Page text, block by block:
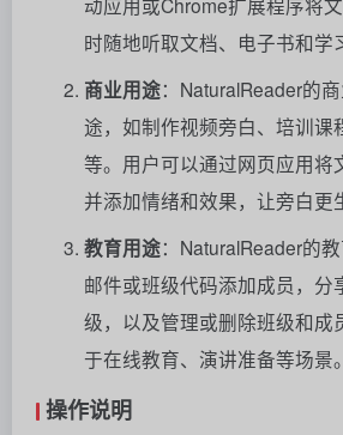
时随地听取文档、电子书和学
商业用途：NaturalReader的
途，如制作视频旁白、培训课
等。用户可以通过网页应用将
并添加情绪和效果，让旁白更
教育用途：NaturalReader的
邮件或班级代码添加成员，分
级，以及管理或删除班级和成
于在线教育、演讲准备等场景。
操作说明